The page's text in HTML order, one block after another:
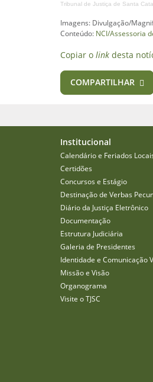
Tribunal de Justiça de Santa
Imagens: Divulgação/
Conteúdo: NCI/Assessoria
Copiar o link desta
COMPARTILHAR
Institucional
Calendário e Feriados
Certidões
Concursos e Estágio
Destinação de Verbas
Diário da Justiça Eletrônico
Documentação
Estrutura Judiciária
Galeria de Presidentes
Identidade e Comunicação
Missão e Visão
Organograma
Visite o TJSC